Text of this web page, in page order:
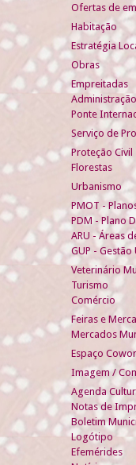
Ofertas de
Habitação
Estratégia
Obras
Empreitadas
Ponte
Serviço de
Proteção Civil
Florestas
Urbanismo
PMOT -
PDM - Plano
ARU - Áreas
GUP - Gestão
Veterinário
Turismo
Comércio
Feiras e
Mercados
Espaço
Imagem /
Agenda
Notas de
Boletim
Logótipo
Efemérides